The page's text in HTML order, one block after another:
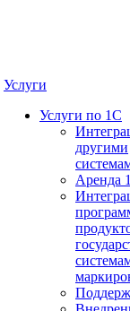
Услуги
Услуги по 1С
другими
Аренда